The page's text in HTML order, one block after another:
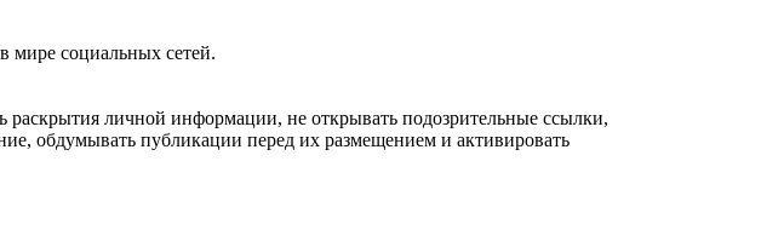
мире социальных сетей.
раскрытия личной информации, не открывать подозрительные ссылки,
обдумывать публикации перед их размещением и активировать